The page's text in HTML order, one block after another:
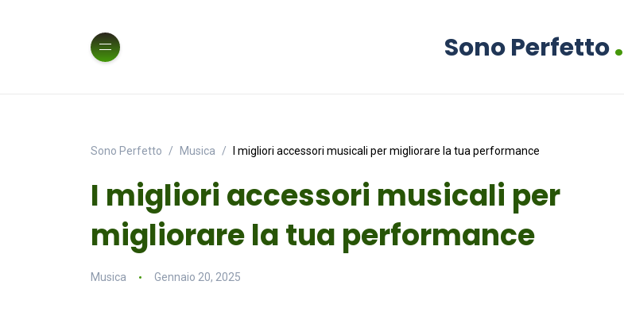
Sono Perfetto.
Sono Perfetto Musica I migliori accessori musicali per migliorare la tua performance
I migliori accessori musicali per
migliorare la tua performance
Musica Gennaio 20, 2025